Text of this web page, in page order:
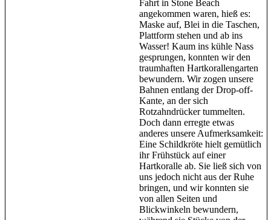
Fahrt in Stone Beach
angekommen waren, hieß es:
Maske auf, Blei in die Taschen,
Plattform stehen und ab ins
Wasser! Kaum ins kühle Nass
gesprungen, konnten wir den
traumhaften Hartkorallengarten
bewundern. Wir zogen unsere
Bahnen entlang der Drop-off-
Kante, an der sich
Rotzahndrücker tummelten.
Doch dann erregte etwas
anderes unsere Aufmerksamkeit:
Eine Schildkröte hielt gemütlich
ihr Frühstück auf einer
Hartkoralle ab. Sie ließ sich von
uns jedoch nicht aus der Ruhe
bringen, und wir konnten sie
von allen Seiten und
Blickwinkeln bewundern,